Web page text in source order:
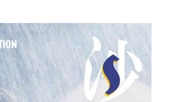
Se rappeler de moi
Mot de passe oublié ?